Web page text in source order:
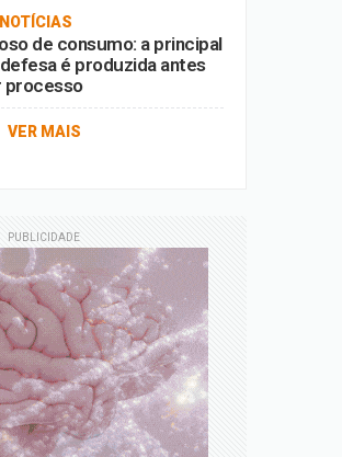
de consumo: a principal
é produzida antes
processo
VER MAIS
PUBLICIDADE